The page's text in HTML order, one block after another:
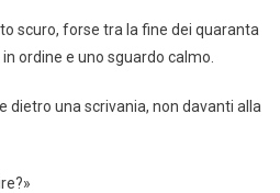
scuro, forse tra la fine dei quaranta
ordine e uno sguardo calmo.
dietro una scrivania, non davanti alla